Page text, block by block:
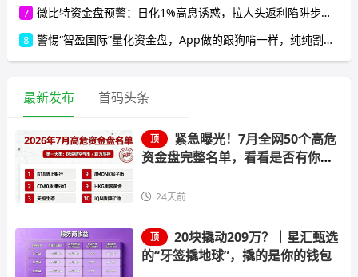
7 微比特资金盘预警：日化1%高息诱惑，拉人头返利陷阱步步惊心，参与者速避
8 警惕“智盈国际”量化资金盘，App做的跟狗啃一样，纯纯割韭菜！
最新发布 首码头条
顶
紧急曝光！7月全网50个高危
资金盘完整名单，看看是否有你正
24天前
顶
20块撬动209万？｜星汇甄选
的“牙签撬地球”，撬的是你的钱包